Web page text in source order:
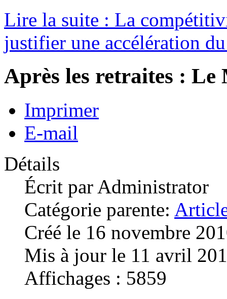
Lire la suite : La
justifier une accélération
Après les retraites : Le
Imprimer
E-mail
Détails
Écrit par Administrator
Catégorie parente:
Créé le 16 novembre
Mis à jour le 11 avril
Affichages : 5859